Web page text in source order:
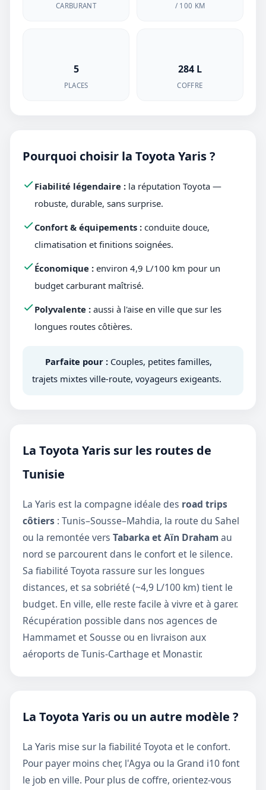
CARBURANT / 100 KM
5
PLACES
284 L
COFFRE
Pourquoi choisir la Toyota Yaris ?
Fiabilité légendaire :la réputation Toyota —
robuste, durable, sans surprise.
Confort & équipements :conduite douce,
climatisation et finitions soignées.
Économique :environ 4,9 L/100 km pour un
budget carburant maîtrisé.
Polyvalente :aussi à l'aise en ville que sur les
longues routes côtières.
Parfaite pour : Couples, petites familles,
trajets mixtes ville-route, voyageurs exigeants.
La Toyota Yaris sur les routes de
Tunisie
La Yaris est la compagne idéale des road trips
côtiers: Tunis–Sousse–Mahdia, la route du Sahel
ou la remontée vers Tabarka et Aïn Drahamau
nord se parcourent dans le confort et le silence.
Sa fiabilité Toyota rassure sur les longues
distances, et sa sobriété (~4,9 L/100 km) tient le
budget. En ville, elle reste facile à vivre et à garer.
Récupération possible dans nos agences de
Hammamet et Sousse ou en livraison aux
aéroports de Tunis-Carthage et Monastir.
La Toyota Yaris ou un autre modèle ?
La Yaris mise sur la fiabilité Toyota et le confort.
Pour payer moins cher, l'Agya ou la Grand i10font
le job en ville. Pour plus de coffre, orientez-vous